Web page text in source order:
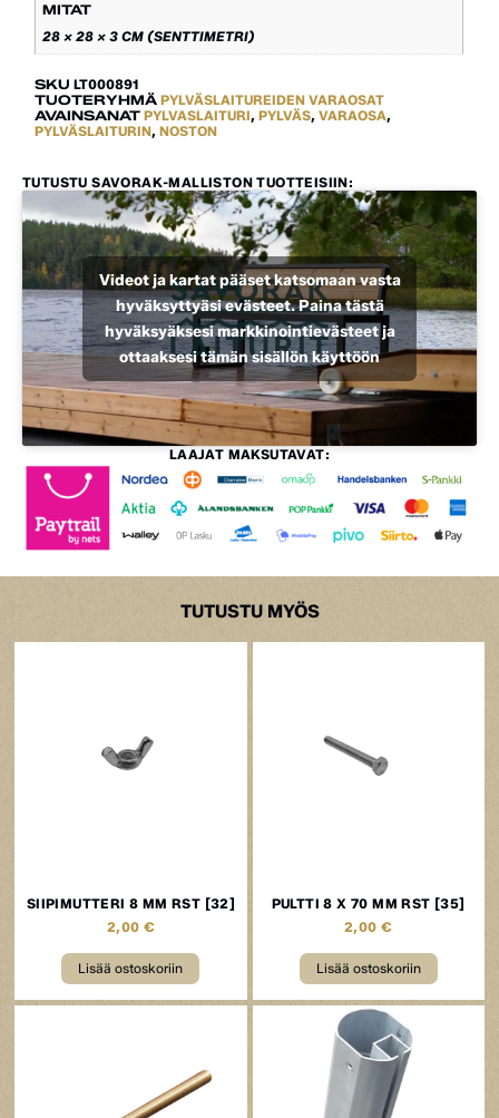
TUTUSTU SAVORAK-MALLISTON TUOTTEISIIN:
Videot ja kartat pääset katsomaan vasta
hyväksyttyäsi evästeet. Paina tästä
hyväksyäksesi markkinointievästeet ja
ottaaksesi tämän sisällön käyttöön
LAAJAT MAKSUTAVAT:
MITAT
28 × 28 × 3 CM (SENTTIMETRI)
SKULT000891
TUOTERYHMÄ PYLVÄSLAITUREIDEN VARAOSAT
AVAINSANAT PYLVASLAITURI,PYLVÄS,VARAOSA,
PYLVÄSLAITURIN,NOSTON
TUTUSTU MYÖS
SIIPIMUTTERI 8 MM RST [32]
2,00 €
Lisää ostoskoriin
PULTTI 8 X 70 MM RST [35]
2,00 €
Lisää ostoskoriin